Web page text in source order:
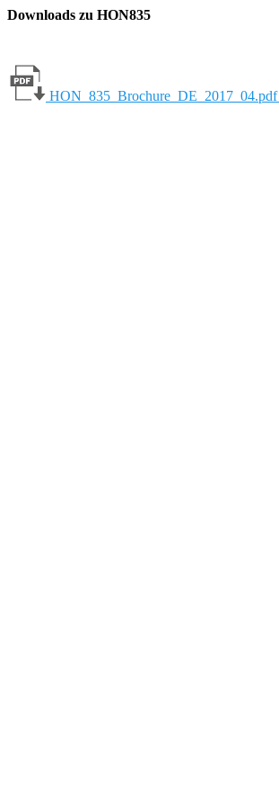
Downloads zu HON835
HON_835_Brochure_DE_2017_04.pdf